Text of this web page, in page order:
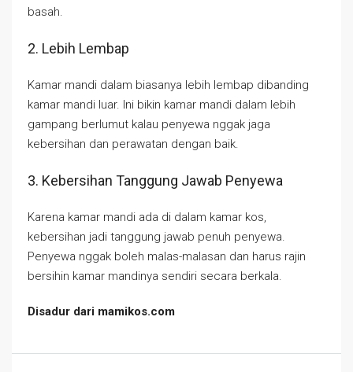
basah.
2. Lebih Lembap
Kamar mandi dalam biasanya lebih lembap dibanding
kamar mandi luar. Ini bikin kamar mandi dalam lebih
gampang berlumut kalau penyewa nggak jaga
kebersihan dan perawatan dengan baik.
3. Kebersihan Tanggung Jawab Penyewa
Karena kamar mandi ada di dalam kamar kos,
kebersihan jadi tanggung jawab penuh penyewa.
Penyewa nggak boleh malas-malasan dan harus rajin
bersihin kamar mandinya sendiri secara berkala.
Disadur dari mamikos.com